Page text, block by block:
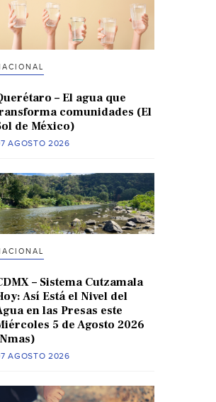
– El agua que
comunidades (El
de México)
AGOSTO 2026
– Sistema Cutzamala
Así Está el Nivel del
en las Presas este
5 de Agosto 2026
AGOSTO 2026